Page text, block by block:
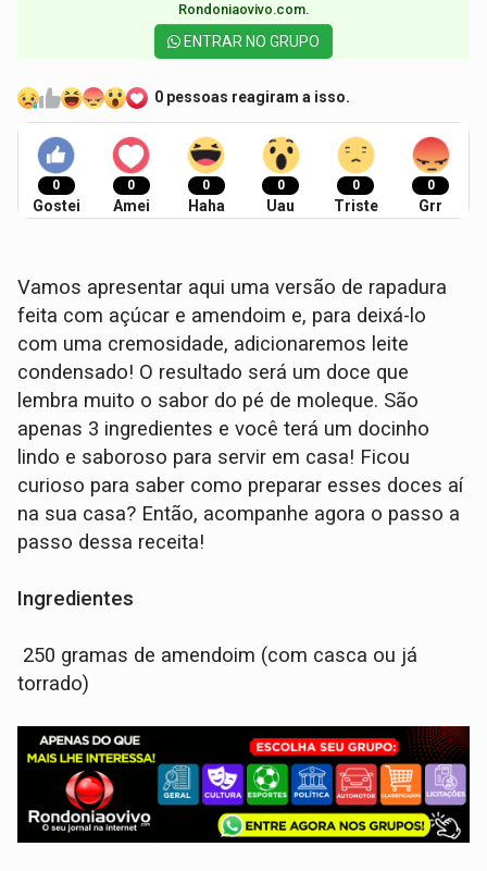
Rondoniaovivo.com.​
ENTRAR NO GRUPO
0 pessoas reagiram a isso.
0
Gostei
0
Amei
0
Haha
0
Uau
0
Triste
0
Grr
Vamos apresentar aqui uma versão de rapadura
feita com açúcar e amendoim e, para deixá-lo
com uma cremosidade, adicionaremos leite
condensado! O resultado será um doce que
lembra muito o sabor do pé de moleque. São
apenas 3 ingredientes e você terá um docinho
lindo e saboroso para servir em casa! Ficou
curioso para saber como preparar esses doces aí
na sua casa? Então, acompanhe agora o passo a
passo dessa receita!
Ingredientes
250 gramas de amendoim (com casca ou já
torrado)